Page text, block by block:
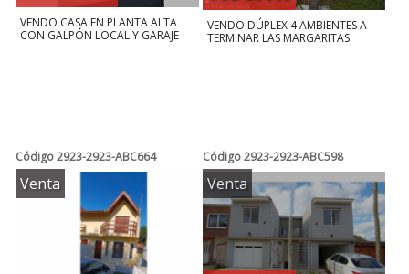
VENDO CASA EN PLANTA ALTA
CON GALPÓN LOCAL Y GARAJE
VENDO DÚPLEX 4 AMBIENTES A
TERMINAR LAS MARGARITAS
Código2923-2923-ABC664
Venta
Código2923-2923-ABC598
Venta